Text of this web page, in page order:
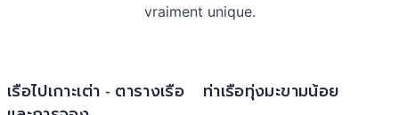
vraiment unique.
เรือไปเกาะเต่า - ตารางเรือ
ท่าเรือทุ่งมะขามน้อย